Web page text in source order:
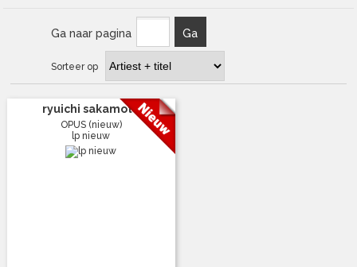
Ga naar pagina Ga
Sorteer op
ryuichi sakamoto
OPUS (nieuw)
lp nieuw